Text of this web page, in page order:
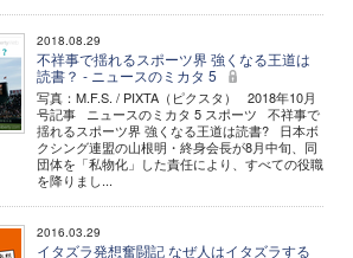
2018.08.29
不祥事で揺れるスポーツ界 強くなる王道は
読書？ - ニュースのミカタ 5
写真：M.F.S. / PIXTA（ピクスタ） 2018年10月
号記事 ニュースのミカタ 5 スポーツ 不祥事で
揺れるスポーツ界 強くなる王道は読書? 日本ボ
クシング連盟の山根明・終身会長が8月中旬、同
団体を「私物化」した責任により、すべての役職
を降りまし...
2016.03.29
イタズラ発想奮闘記 なぜ人はイタズラする